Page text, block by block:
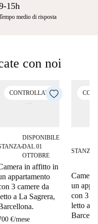
15h
medio di risposta
con noi
CONTROLLATO
■
DISPONIBILE
DAL 01
OTTOBRE
in affitto in
appartamento
3 camere da
a La Sagrera,
€/mese
STANZA
un
con 3
letto a